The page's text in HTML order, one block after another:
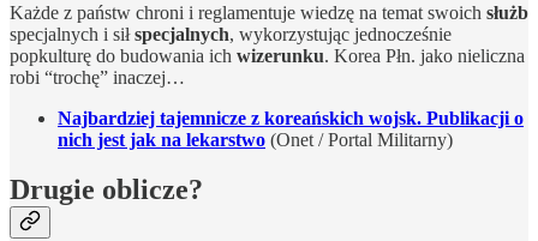
Każde z państw chroni i reglamentuje wiedzę na temat swoich służb
specjalnych i siłspecjalnych, wykorzystując jednocześnie
popkulturę do budowania ich wizerunku. Korea Płn. jako nieliczna
robi “trochę” inaczej…
Najbardziej tajemnicze z koreańskich wojsk. Publikacji o
nich jest jak na lekarstwo (Onet / Portal Militarny)
Drugie oblicze?